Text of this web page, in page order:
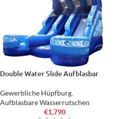
Double Water Slide Aufblasbar
Gewerbliche Hüpfburg,
Aufblasbare Wasserrutschen
€1,790